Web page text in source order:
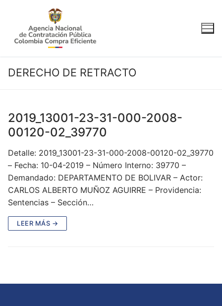
contenido
DERECHO DE RETRACTO
2019_13001-23-31-000-2008-
00120-02_39770
Detalle: 2019_13001-23-31-000-2008-00120-02_39770
– Fecha: 10-04-2019 – Número Interno: 39770 –
Demandado: DEPARTAMENTO DE BOLIVAR – Actor:
CARLOS ALBERTO MUÑOZ AGUIRRE – Providencia:
Sentencias – Sección…
LEER MÁS →